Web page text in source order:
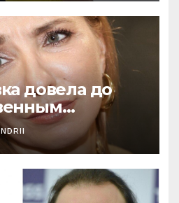
довела до
об Оксане
и ну!